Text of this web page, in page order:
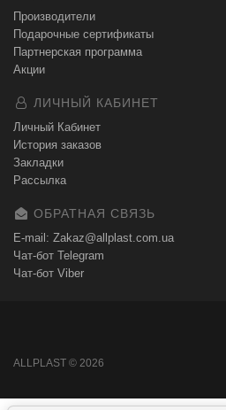
Производители
Подарочные сертификаты
Партнерская программа
Акции
ЛИЧНЫЙ КАБИНЕТ
Личный Кабинет
История заказов
Закладки
Рассылка
ОБРАТНАЯ СВЯЗЬ
E-mail: Zakaz@allplast.com.ua
Чат-бот Telegram
Чат-бот Viber
ALLPLAST © 2026